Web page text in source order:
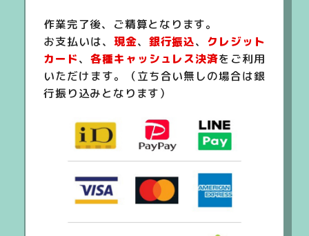
作業完了後、ご精算となります。
お支払いは、 現金、 銀行振込、 クレジット
カード、 各種キャッシュレス決済をご利用
いただけます。（立ち合い無しの場合は銀
行振り込みとなります）